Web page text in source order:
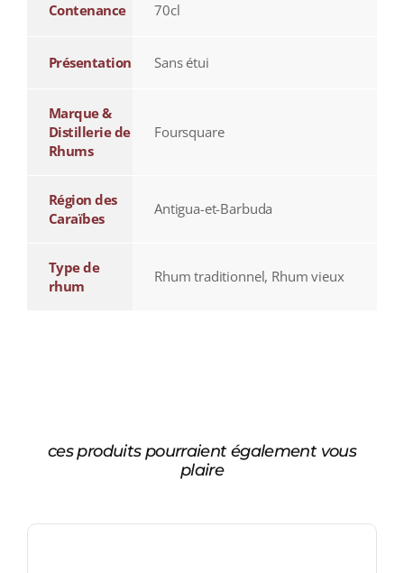
Contenance 70cl
Présentation Sans étui
Marque &
Distillerie de
Rhums
Foursquare
Région des
Caraïbes
Antigua-et-Barbuda
Type de
rhum
Rhum traditionnel, Rhum vieux
ces produits pourraient également vous
plaire